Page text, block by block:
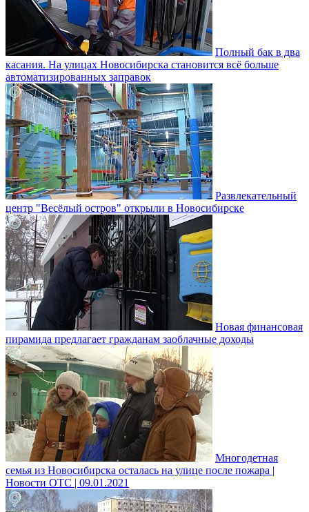
Полный бак в два
касания. На улицах Новосибирска становится всё больше
автоматизированных заправок
Развлекательный
центр "Весёлый остров" открыли в Новосибирске
Новая финансовая
пирамида предлагает гражданам заоблачные доходы
Многодетная
семья из Новосибирска осталась на улице после пожара |
Новости ОТС | 09.01.2021